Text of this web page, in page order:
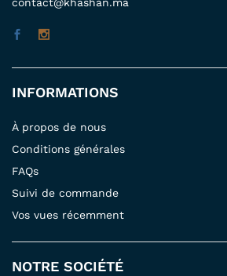
INFORMATIONS
À propos de nous
Conditions générales
FAQs
Suivi de commande
Vos vues récemment
NOTRE SOCIÉTÉ